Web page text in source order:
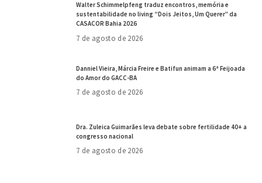
Walter Schimmelpfeng traduz encontros, memória e
sustentabilidade no living “Dois Jeitos, Um Querer” da
CASACOR Bahia 2026
7 de agosto de 2026
Danniel Vieira, Márcia Freire e Batifun animam a 6ª Feijoada
do Amor do GACC-BA
7 de agosto de 2026
Dra. Zuleica Guimarães leva debate sobre fertilidade 40+ a
congresso nacional
7 de agosto de 2026